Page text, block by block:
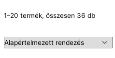
1–20 termék, összesen 36 db